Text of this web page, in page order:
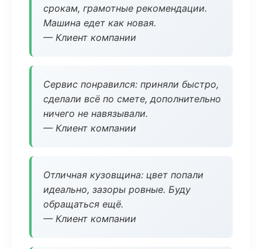
срокам, грамотные рекомендации.
Машина едет как новая.
— Клиент компании
Сервис понравился: приняли быстро,
сделали всё по смете, дополнительно
ничего не навязывали.
— Клиент компании
Отличная кузовщина: цвет попали
идеально, зазоры ровные. Буду
обращаться ещё.
— Клиент компании